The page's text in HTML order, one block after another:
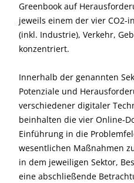
Greenbook auf
jeweils einem der vier CO2-
(inkl. Industrie), Verkehr,
konzentriert.
Innerhalb der genannten
Potenziale und
verschiedener digitaler
beinhalten die vier Online-
Einführung in die
wesentlichen Maßnahmen
in dem jeweiligen Sektor,
eine abschließende